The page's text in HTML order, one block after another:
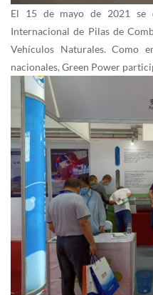
El 15 de mayo de 2021 se
Internacional de Pilas de
Vehículos Naturales. Como
nacionales, Green Power